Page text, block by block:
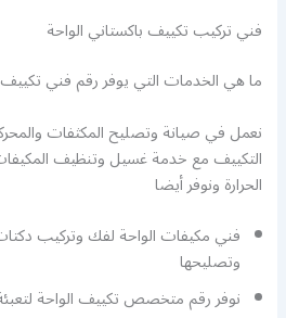
فني تركيب تكييف باكستاني الواحة
ما هي الخدمات التي يوفر رقم فني تكييف
نعمل في صيانة وتصليح المكثفات
التكييف مع خدمة غسيل وتنظيف
الحرارة ونوفر أيضا
فني مكيفات الواحة لفك وتركيب
وتصليحها
نوفر رقم متخصص تكييف الواحة